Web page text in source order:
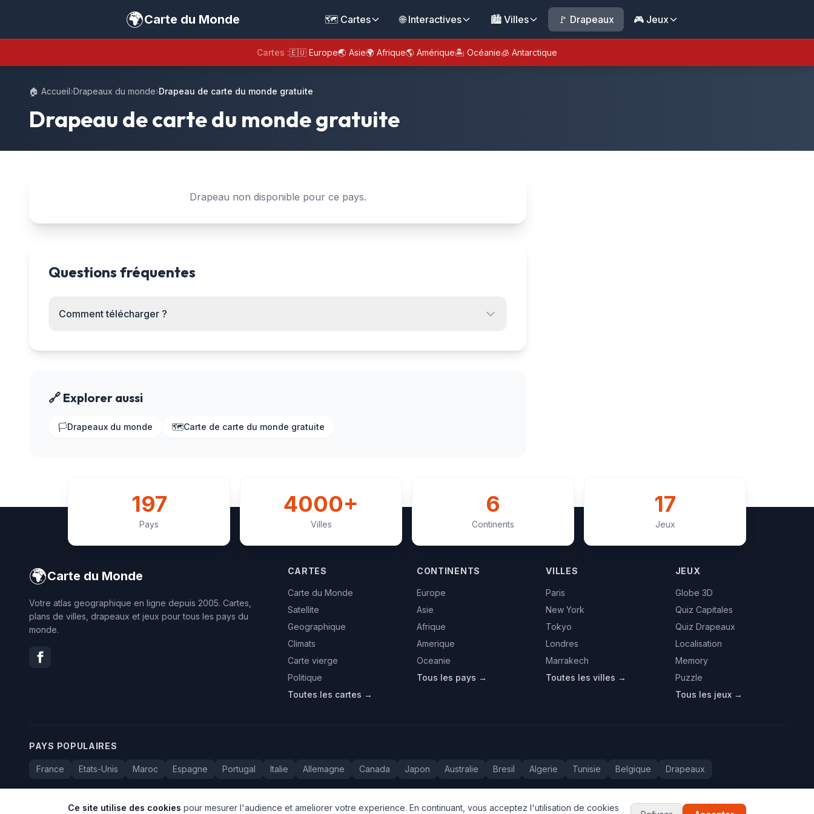
🌍Carte du Monde 🗺️ Cartes 🌐 Interactives 🏙️ Villes 🚩 Drapeaux 🎮 Jeux
Cartes :🇪🇺 Europe🌏 Asie🌍 Afrique🌎 Amérique🏝️ Océanie🧊 Antarctique
🏠 Accueil›Drapeaux du monde›Drapeau de carte du monde gratuite
Drapeau de carte du monde gratuite
Drapeau non disponible pour ce pays.
Questions fréquentes
Comment télécharger ?
🔗 Explorer aussi
🏳️Drapeaux du monde 🗺️Carte de carte du monde gratuite
197
Pays
4000+
Villes
6
Continents
17
Jeux
🌍Carte du Monde
Votre atlas geographique en ligne depuis 2005. Cartes,
plans de villes, drapeaux et jeux pour tous les pays du
monde.
CARTES
Carte du Monde
Satellite
Geographique
Climats
Carte vierge
Politique
Toutes les cartes →
CONTINENTS
Europe
Asie
Afrique
Amerique
Oceanie
Tous les pays →
VILLES
Paris
New York
Tokyo
Londres
Marrakech
Toutes les villes →
JEUX
Globe 3D
Quiz Capitales
Quiz Drapeaux
Localisation
Memory
Puzzle
Tous les jeux →
PAYS POPULAIRES
France Etats-Unis Maroc Espagne Portugal Italie Allemagne Canada Japon Australie Bresil Algerie Tunisie Belgique Drapeaux
Ce site utilise des cookies pour mesurer l'audience et ameliorer votre experience. En continuant, vous acceptez l'utilisation de cookies